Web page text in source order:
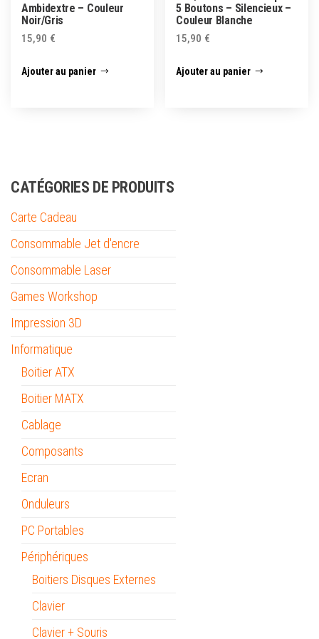
Ambidextre – Couleur
Noir/Gris
15,90 €
Ajouter au panier
5 Boutons – Silencieux –
Couleur Blanche
15,90 €
Ajouter au panier
CATÉGORIES DE PRODUITS
Carte Cadeau
Consommable Jet d'encre
Consommable Laser
Games Workshop
Impression 3D
Informatique
Boitier ATX
Boitier MATX
Cablage
Composants
Ecran
Onduleurs
PC Portables
Périphériques
Boitiers Disques Externes
Clavier
Clavier + Souris